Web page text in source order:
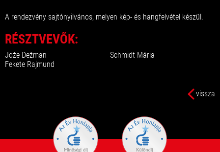
A rendezvény sajtónyilvános, melyen kép- és hangfelvétel készül.
RÉSZTVEVŐK:
Jože Dežman
Schmidt Mária
Fekete Rajmund
vissza